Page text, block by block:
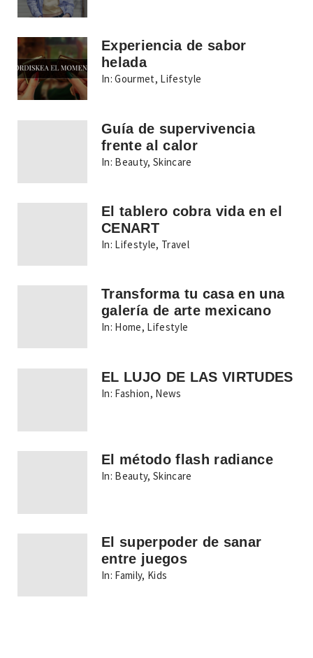
Experiencia de sabor
helada
In: Gourmet, Lifestyle
Guía de supervivencia
frente al calor
In: Beauty,Skincare
El tablero cobra vida en el
CENART
In: Lifestyle, Travel
Transforma tu casa en una
galería de arte mexicano
In: Home, Lifestyle
EL LUJO DE LAS VIRTUDES
In: Fashion, News
El método flash radiance
In: Beauty,Skincare
El superpoder de sanar
entre juegos
In: Family, Kids